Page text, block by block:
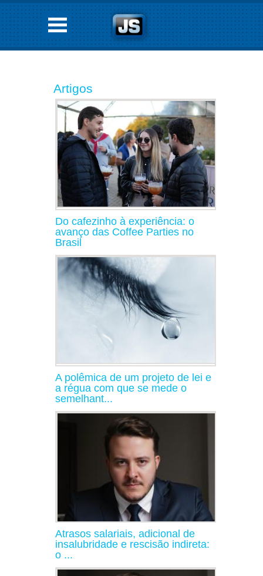
Artigos
Do cafezinho à experiência: o
avanço das Coffee Parties no
Brasil
A polêmica de um projeto de lei e
a régua com que se mede o
semelhant...
Atrasos salariais, adicional de
insalubridade e rescisão indireta:
o ...